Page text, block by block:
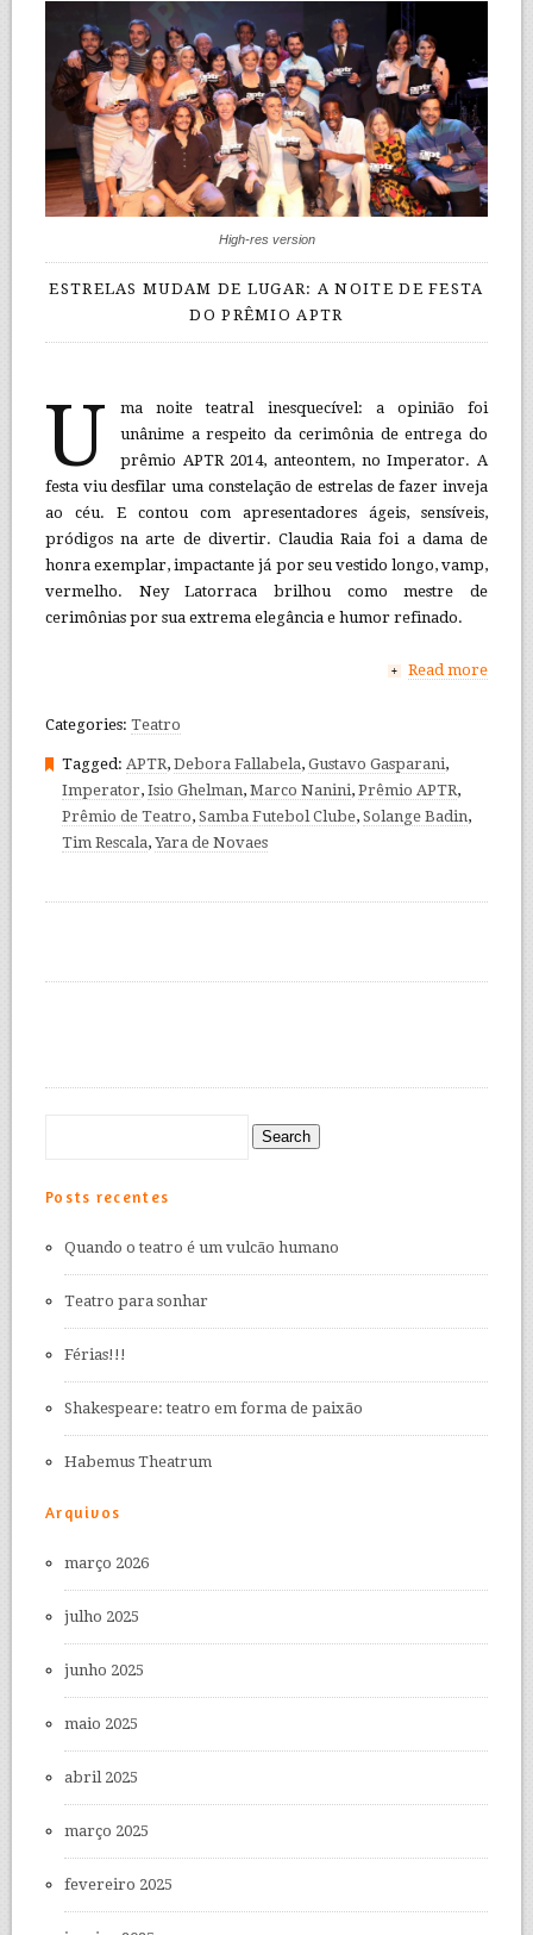
High-res version
ESTRELAS MUDAM DE LUGAR: A NOITE DE FESTA
DO PRÊMIO APTR
U
ma noite teatral inesquecível: a opinião foi
unânime a respeito da cerimônia de entrega do
prêmio APTR 2014, anteontem, no Imperator. A
festa viu desfilar uma constelação de estrelas de fazer inveja
ao céu. E contou com apresentadores ágeis, sensíveis,
pródigos na arte de divertir. Claudia Raia foi a dama de
honra exemplar, impactante já por seu vestido longo, vamp,
vermelho. Ney Latorraca brilhou como mestre de
cerimônias por sua extrema elegância e humor refinado.
+ Read more
Categories: Teatro
Tagged: APTR, Debora Fallabela, Gustavo Gasparani,
Imperator, Isio Ghelman, Marco Nanini, Prêmio APTR,
Prêmio de Teatro, Samba Futebol Clube, Solange Badin,
Tim Rescala, Yara de Novaes
Posts recentes
Quando o teatro é um vulcão humano
Teatro para sonhar
Férias!!!
Shakespeare: teatro em forma de paixão
Habemus Theatrum
Arquivos
março 2026
julho 2025
junho 2025
maio 2025
abril 2025
março 2025
fevereiro 2025